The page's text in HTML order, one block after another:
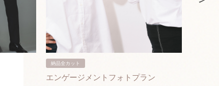
納品全カット
エンゲージメントフォトプラン